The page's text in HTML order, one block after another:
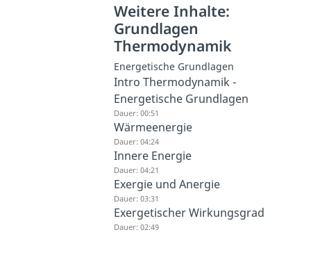
Weitere Inhalte:
Grundlagen
Thermodynamik
Energetische Grundlagen
Intro Thermodynamik -
Energetische Grundlagen
Dauer: 00:51
Wärmeenergie
Dauer: 04:24
Innere Energie
Dauer: 04:21
Exergie und Anergie
Dauer: 03:31
Exergetischer Wirkungsgrad
Dauer: 02:49